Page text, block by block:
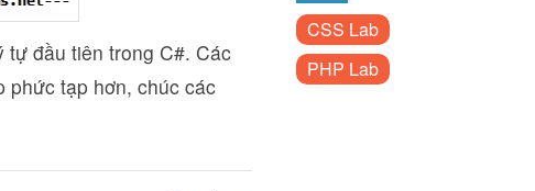
đầu tiên trong C#. Các
phức tạp hơn, chúc các
CSS Lab
PHP Lab